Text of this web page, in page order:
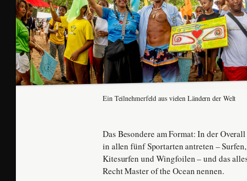
Ein Teilnehmerfeld aus vielen Ländern der Welt
Das Besondere am Format: In der
in allen fünf Sportarten antreten –
Kitesurfen und Wingfoilen – und das
Recht Master of the Ocean nennen.